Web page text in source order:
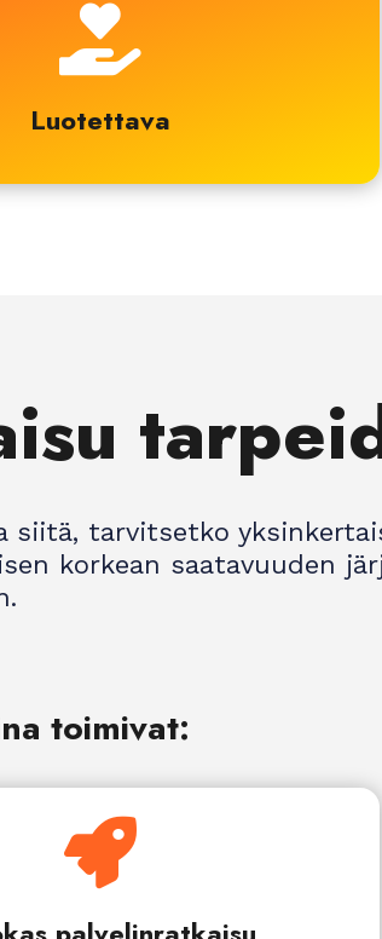

Luotettava
siitä, tarvitsetko
korkean saatavuuden
toimivat:
